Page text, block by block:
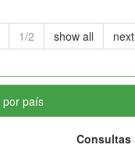
1/2 show all next
por país
Consultas